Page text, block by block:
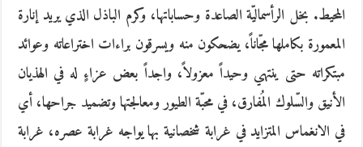
المحيط. بخل الرأسماليّة الصاعدة وحساباتها، وكرم الباذل الذي يريد إنارة
المعمورة بكاملها مجّاناً، يضحكون منه ويسرقون براءات اختراعاته وعوائد
مبتكراته حتى ينتهي وحيداً معزولاً، واجداً بعض عزاءٍ له في الهذيان
الأنيق والسّلوك المُفارق، في محبّة الطيور ومعالجتها وتضميد جراحها، أي
في الانغماس المتزايد في غرابة شخصانية بها يواجه غرابة عصره، غرابة